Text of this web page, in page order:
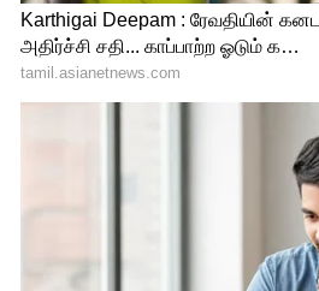
இந்த சீசனில் அணியின்
சன்ரைசர்ஸ் ஹைதராபாத்
தோல்வியால் மிகவும் மனம்
கேமராக்களிடமிருந்து
உணர்ச்சிகரமான காட்சிகள்
இது தொடர்பான வீடியோ
வருகிறது. எப்போதும்